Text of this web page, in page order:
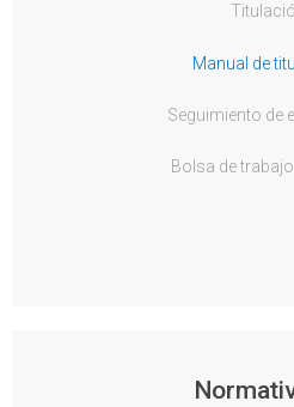
Manual de
Seguimiento de
Bolsa de trabajo